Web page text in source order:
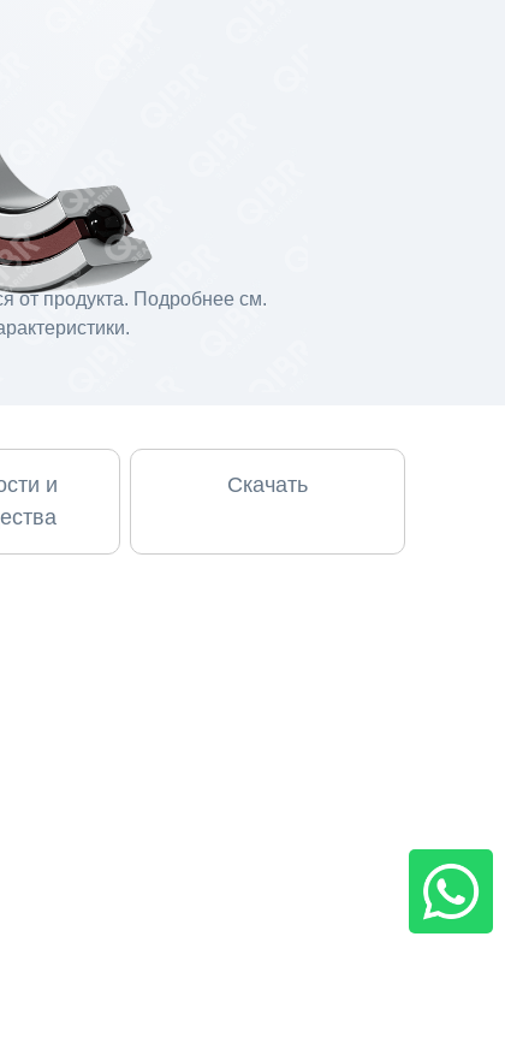
от продукта. Подробнее см.
и
Скачать